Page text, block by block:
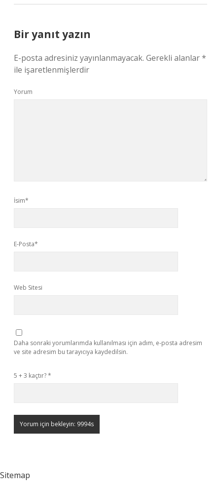
Bir yanıt yazın
E-posta adresiniz yayınlanmayacak. Gerekli alanlar*
ile işaretlenmişlerdir
Yorum
İsim*
E-Posta*
Web Sitesi
Daha sonraki yorumlarımda kullanılması için adım, e-posta adresim
ve site adresim bu tarayıcıya kaydedilsin.
5 + 3 kaçtır?*
Sitemap